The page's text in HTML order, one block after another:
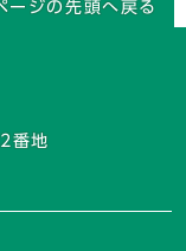
ージの先頭へ戻る
番地